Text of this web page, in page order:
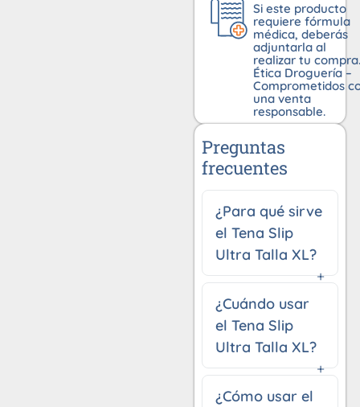
Si este producto
requiere fórmula
médica, deberás
adjuntarla al
realizar tu compra.
Ética Droguería –
Comprometidos
una venta
responsable.
Preguntas
frecuentes
¿Para qué sirve
el Tena Slip
Ultra Talla XL?
¿Cuándo usar
el Tena Slip
Ultra Talla XL?
¿Cómo usar el